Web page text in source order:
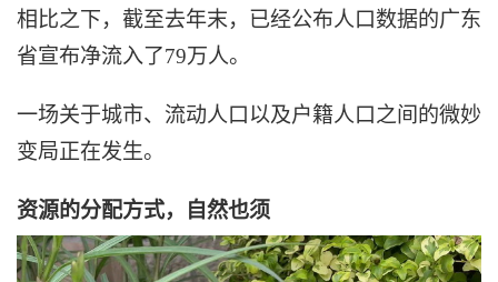
相比之下，截至去年末，已经公布人口数据的广东
省宣布净流入了79万人。
一场关于城市、流动人口以及户籍人口之间的微妙
变局正在发生。
资源的分配方式，自然也须